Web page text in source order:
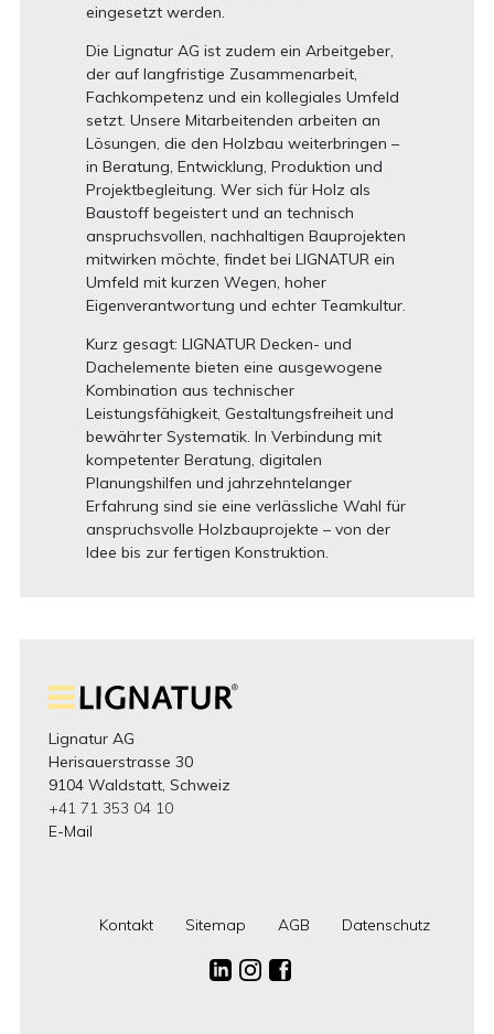
eingesetzt werden.
Die Lignatur AG ist zudem ein Arbeitgeber,
der auf langfristige Zusammenarbeit,
Fachkompetenz und ein kollegiales Umfeld
setzt. Unsere Mitarbeitenden arbeiten an
Lösungen, die den Holzbau weiterbringen –
in Beratung, Entwicklung, Produktion und
Projektbegleitung. Wer sich für Holz als
Baustoff begeistert und an technisch
anspruchsvollen, nachhaltigen Bauprojekten
mitwirken möchte, findet bei LIGNATUR ein
Umfeld mit kurzen Wegen, hoher
Eigenverantwortung und echter Teamkultur.
Kurz gesagt: LIGNATUR Decken- und
Dachelemente bieten eine ausgewogene
Kombination aus technischer
Leistungsfähigkeit, Gestaltungsfreiheit und
bewährter Systematik. In Verbindung mit
kompetenter Beratung, digitalen
Planungshilfen und jahrzehntelanger
Erfahrung sind sie eine verlässliche Wahl für
anspruchsvolle Holzbauprojekte – von der
Idee bis zur fertigen Konstruktion.
Lignatur AG
Herisauerstrasse 30
9104 Waldstatt, Schweiz
+41 71 353 04 10
E-Mail
Kontakt Sitemap AGB Datenschutz